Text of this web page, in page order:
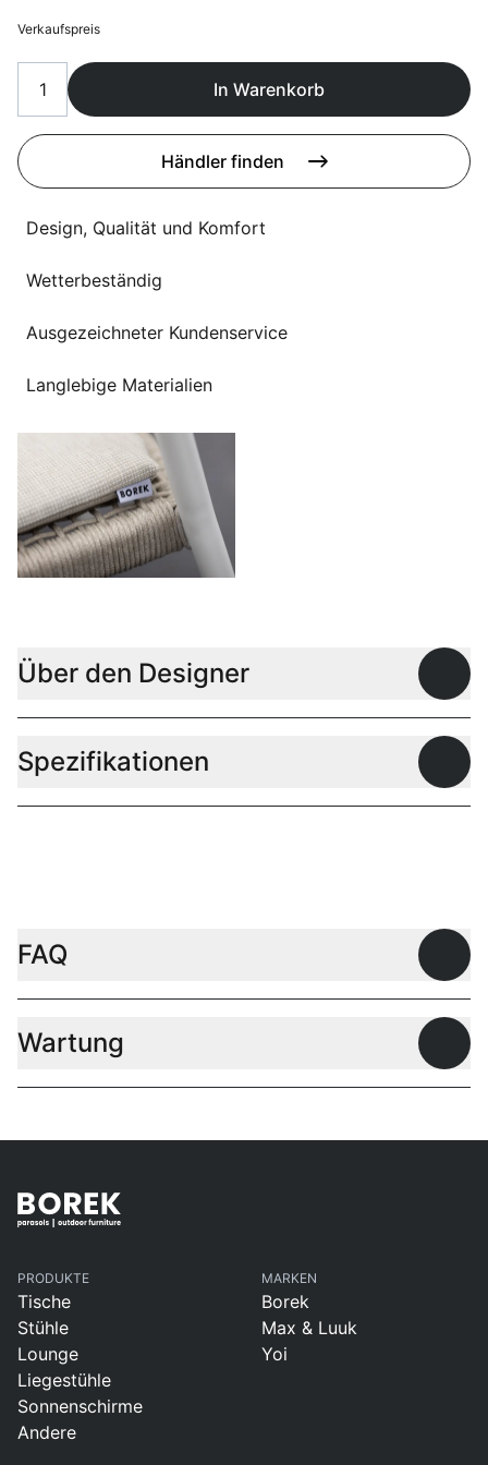
Verkaufspreis
In Warenkorb
Händler finden
Design, Qualität und Komfort
Wetterbeständig
Ausgezeichneter Kundenservice
Langlebige Materialien
Über den Designer
Spezifikationen
FAQ
Wartung
PRODUKTE
Tische
Stühle
Lounge
Liegestühle
Sonnenschirme
Andere
MARKEN
Borek
Max & Luuk
Yoi